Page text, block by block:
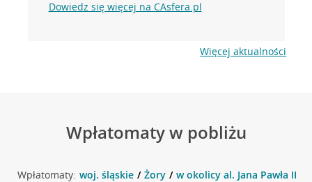
Dowiedz się więcej na CAsfera.pl
Więcej aktualności
Wpłatomaty w pobliżu
Wpłatomaty: woj. śląskie Żory w okolicy al. Jana Pawła II